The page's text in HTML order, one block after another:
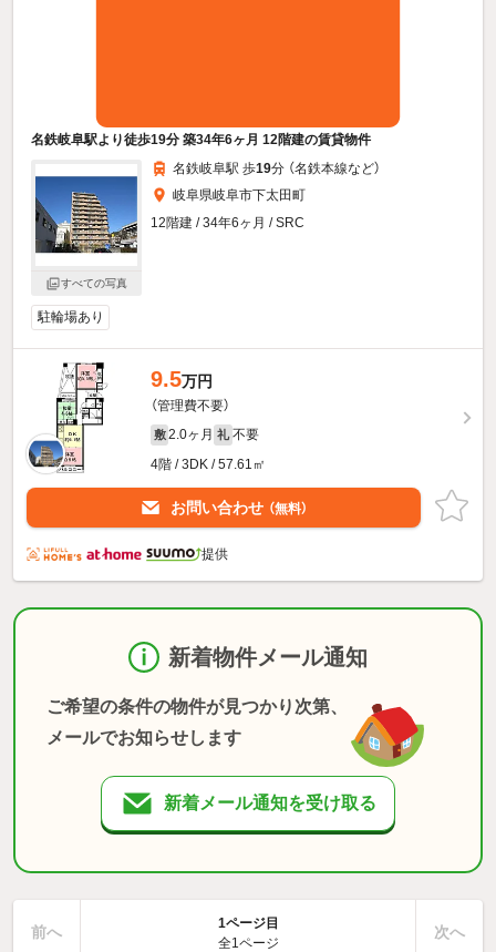
名鉄岐阜駅より徒歩19分 築34年6ヶ月 12階建の賃貸物件
すべての写真
名鉄岐阜駅 歩19分 （名鉄本線など）
岐阜県岐阜市下太田町
12階建 / 34年6ヶ月 / SRC
駐輪場あり
9.5万円
（管理費不要）
敷 2.0ヶ月 礼 不要
4階 / 3DK / 57.61㎡
お問い合わせ （無料）
提供
新着物件メール通知
ご希望の条件の物件が見つかり次第、
メールでお知らせします
新着メール通知を受け取る
前へ
1ページ目
全1ページ
次へ